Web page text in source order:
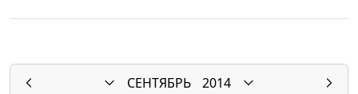
СЕНТЯБРЬ
2014